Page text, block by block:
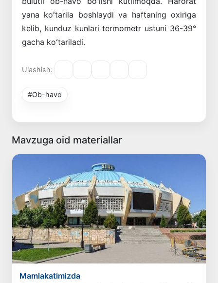
yana koʻtarila boshlaydi va haftaning oxiriga
kelib, kunduz kunlari termometr ustuni 36-39°
gacha koʻtariladi.
Ulashish:
#Ob-havo
Mavzuga oid materiallar
Mamlakatimizda